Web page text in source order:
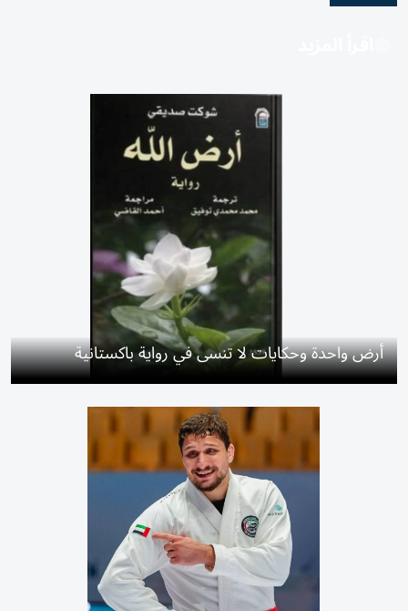
أرض واحدة وحكايات لا تنسى في رواية باكستانية